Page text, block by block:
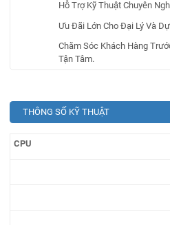
Hỗ Trợ Kỹ Thuật Chuyên
Ưu Đãi Lớn Cho Đại Lý Và
Chăm Sóc Khách Hàng
Tận Tâm.
THÔNG SỐ KỸ THUẬT
CPU